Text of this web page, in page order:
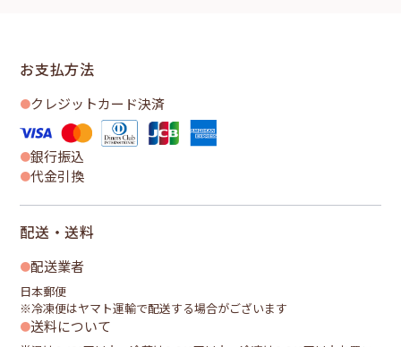
お支払方法
クレジットカード決済
銀行振込
代金引換
配送・送料
配送業者
日本郵便
※冷凍便はヤマト運輸で配送する場合がございます
送料について